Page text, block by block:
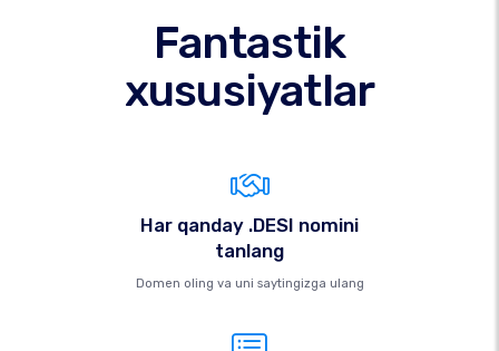
Fantastik
xususiyatlar
Har qanday .DESI nomini
tanlang
Domen oling va uni saytingizga ulang